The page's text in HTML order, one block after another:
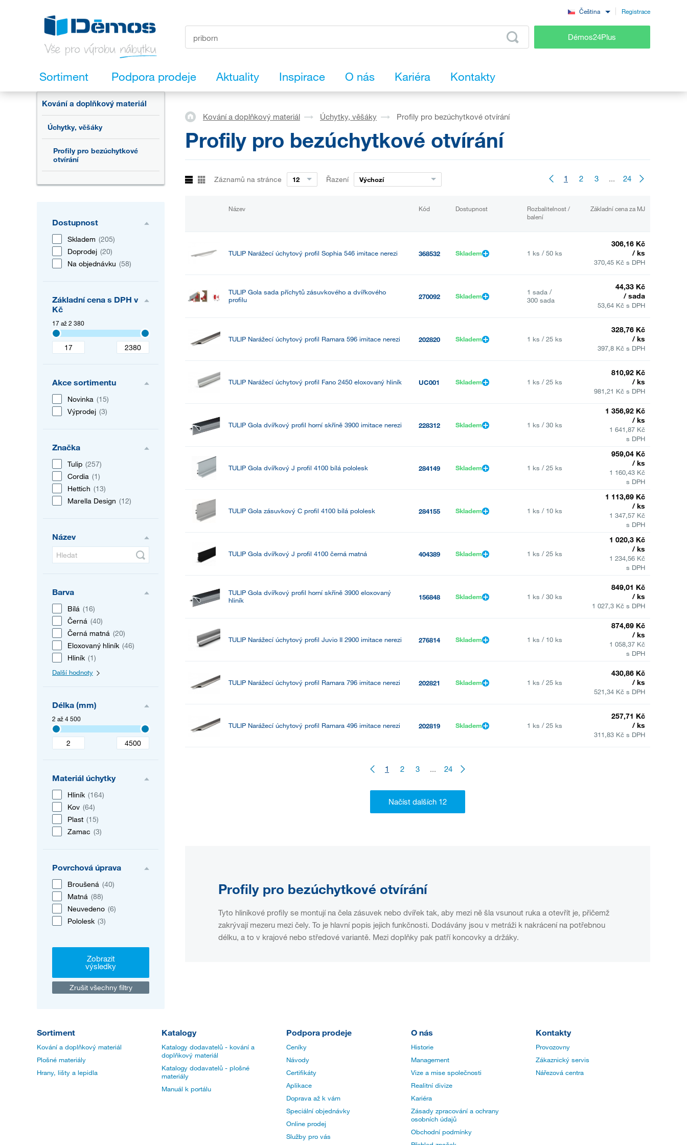
Čeština Registrace
Démos24Plus
Sortiment Podpora prodeje Aktuality Inspirace O nás Kariéra Kontakty
Kování a doplňkový materiál
Úchytky, věšáky
Profily pro bezúchytkové
otvírání
Dostupnost
Skladem (205)
Doprodej (20)
Na objednávku (58)
Základní cena s DPH v
Kč
17 až 2 380
Akce sortimentu
Novinka (15)
Výprodej (3)
Značka
Tulip (257)
Cordia (1)
Hettich (13)
Marella Design (12)
Název
Barva
Bílá (16)
Černá (40)
Černá matná (20)
Eloxovaný hliník (46)
Hliník (1)
Další hodnoty
Délka (mm)
2 až 4 500
Materiál úchytky
Hliník (164)
Kov (64)
Plast (15)
Zamac (3)
Povrchová úprava
Broušená (40)
Matná (88)
Neuvedeno (6)
Pololesk (3)
Zobrazit
výsledky
Zrušit všechny filtry
Kování a doplňkový materiál Úchytky, věšáky Profily pro bezúchytkové otvírání
Profily pro bezúchytkové otvírání
Záznamů na stránce 12 Řazení Výchozí 1 2 3 ... 24
Název Kód Dostupnost
Rozbalitelnost /
balení
Základní cena za MJ
TULIP Narážecí úchytový profil Sophia 546 imitace nerezi 368532 Skladem 1 ks / 50 ks
306,16 Kč
/ ks
370,45 Kč s DPH
TULIP Gola sada příchytů zásuvkového a dvířkového
profilu
270092 Skladem
1 sada /
300 sada
44,33 Kč
/ sada
53,64 Kč s DPH
TULIP Narážecí úchytový profil Ramara 596 imitace nerezi 202820 Skladem 1 ks / 25 ks
328,76 Kč
/ ks
397,8 Kč s DPH
TULIP Narážecí úchytový profil Fano 2450 eloxovaný hliník UC001 Skladem 1 ks / 25 ks
810,92 Kč
/ ks
981,21 Kč s DPH
TULIP Gola dvířkový profil horní skříně 3900 imitace nerezi 228312 Skladem 1 ks / 30 ks
1 356,92 Kč
/ ks
1 641,87 Kč
s DPH
TULIP Gola dvířkový J profil 4100 bílá pololesk 284149 Skladem 1 ks / 25 ks
959,04 Kč
/ ks
1 160,43 Kč
s DPH
TULIP Gola zásuvkový C profil 4100 bílá pololesk 284155 Skladem 1 ks / 10 ks
1 113,69 Kč
/ ks
1 347,57 Kč
s DPH
TULIP Gola dvířkový J profil 4100 černá matná 404389 Skladem 1 ks / 25 ks
1 020,3 Kč
/ ks
1 234,56 Kč
s DPH
TULIP Gola dvířkový profil horní skříně 3900 eloxovaný
hliník
156848 Skladem 1 ks / 30 ks
849,01 Kč
/ ks
1 027,3 Kč s DPH
TULIP Narážecí úchytový profil Juvio II 2900 imitace nerezi 276814 Skladem 1 ks / 10 ks
874,69 Kč
/ ks
1 058,37 Kč
s DPH
TULIP Narážecí úchytový profil Ramara 796 imitace nerezi 202821 Skladem 1 ks / 25 ks
430,86 Kč
/ ks
521,34 Kč s DPH
TULIP Narážecí úchytový profil Ramara 496 imitace nerezi 202819 Skladem 1 ks / 25 ks
257,71 Kč
/ ks
311,83 Kč s DPH
1 2 3 ... 24
Profily pro bezúchytkové otvírání
Tyto hliníkové profily se montují na čela zásuvek nebo dvířek tak, aby mezi ně šla vsunout ruka a otevřít je, přičemž
zakrývají mezeru mezi čely. To je hlavní popis jejich funkčnosti. Dodávány jsou v metráži k nakrácení na potřebnou
délku, a to v krajové nebo středové variantě. Mezi doplňky pak patří koncovky a držáky.
Sortiment
Kování a doplňkový materiál
Plošné materiály
Hrany, lišty a lepidla
Katalogy
Katalogy dodavatelů - kování a
doplňkový materiál
Katalogy dodavatelů - plošné
materiály
Manuál k portálu
Podpora prodeje
Ceníky
Návody
Certifikáty
Aplikace
Doprava až k vám
Speciální objednávky
Online prodej
Služby pro vás
O nás
Historie
Management
Vize a mise společnosti
Realitní divize
Kariéra
Zásady zpracování a ochrany
osobních údajů
Obchodní podmínky
Kontakty
Provozovny
Zákaznický servis
Nářezová centra